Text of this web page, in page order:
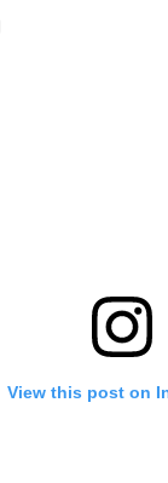
View this post on